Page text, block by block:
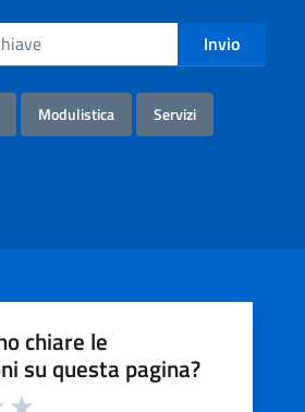
Invio
Modulistica Servizi
chiare le
su questa pagina?
la pagina